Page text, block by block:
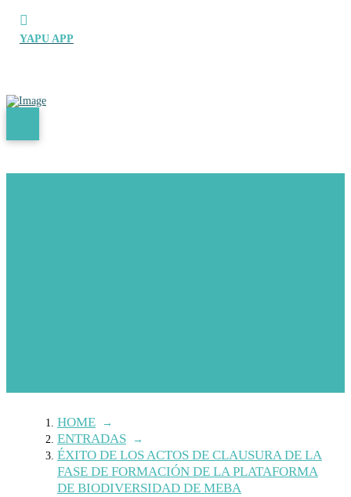
YAPU APP
HOME →
ENTRADAS →
ÉXITO DE LOS ACTOS DE CLAUSURA DE LA
FASE DE FORMACIÓN DE LA PLATAFORMA
DE BIODIVERSIDAD DE MEBA